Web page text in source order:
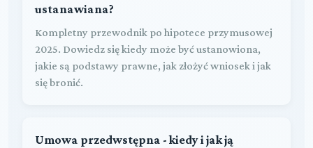
ustanawiana?
Kompletny przewodnik po hipotece przymusowej
2025. Dowiedz się kiedy może być ustanowiona,
jakie są podstawy prawne, jak złożyć wniosek i jak
się bronić.
Umowa przedwstępna - kiedy i jak ją